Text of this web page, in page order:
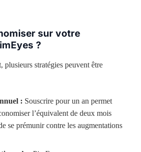
sur votre
?
plusieurs stratégies peuvent être
: Souscrire pour un an permet
l’équivalent de deux mois
se prémunir contre les augmentations